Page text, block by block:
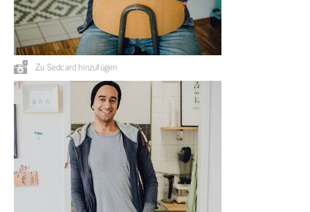
Zu Sedcard hinzufügen